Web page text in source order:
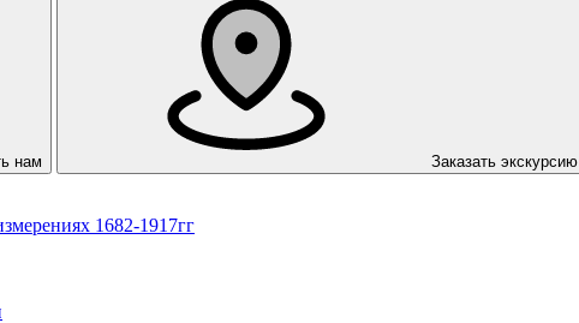
нам Заказать экскурсию
1682-1917гг